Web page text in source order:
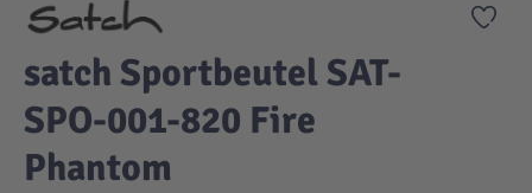
Zur
satch Sportbeutel SAT-
SPO-001-820 Fire
Phantom